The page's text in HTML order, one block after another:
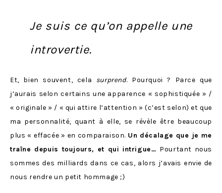
Je suis ce qu’on appelleune
introvertie.
Et, bien souvent, cela surprend. Pourquoi ? Parce que
j’aurais selon certains une apparence « sophistiquée » /
« originale » / « qui attire l’attention » (c’est selon) et que
ma personnalité, quant à elle, se révèle être beaucoup
plus « effacée » en comparaison. Un décalage que je me
traîne depuis toujours, et qui intrigue… Pourtant nous
sommes des milliards dans ce cas, alors j’avais envie de
nous rendre un petit hommage ;)